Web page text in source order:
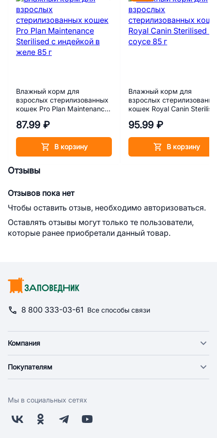
Влажный корм для
взрослых стерилизованных
кошек Pro Plan Maintenance
85 г
87.99 ₽
В корзину
Влажный корм для
взрослых
кошек Royal Canin
95.99 ₽
В корзину
Отзывы
Отзывов пока нет
Чтобы оставить отзыв, необходимо авторизоваться.
Оставлять отзывы могут только те пользователи,
которые ранее приобретали данный товар.
8 800 333-03-61 Все способы связи
Компания
Новости
Поставщикам
Заводчикам
Покупателям
Оплата
Бонусная программа
Мы в социальных сетях